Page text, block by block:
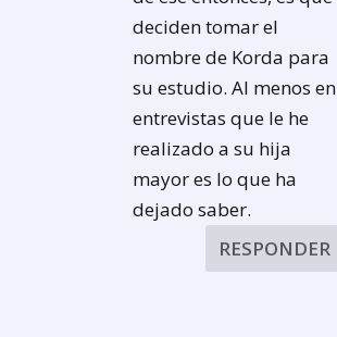
deciden tomar el
nombre de Korda para
su estudio. Al menos en
entrevistas que le he
realizado a su hija
mayor es lo que ha
dejado saber.
RESPONDER